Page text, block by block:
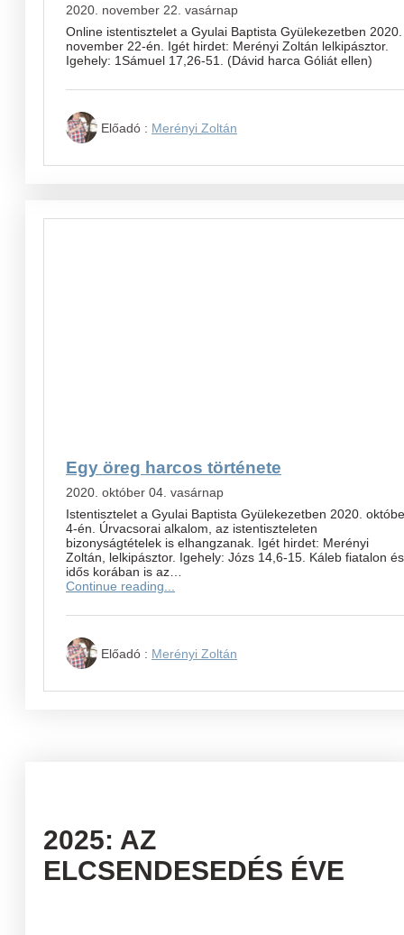
2020. november 22. vasárnap
Online istentisztelet a Gyulai Baptista Gyülekezetben 2020.
november 22-én. Igét hirdet: Merényi Zoltán lelkipásztor.
Igehely: 1Sámuel 17,26-51. (Dávid harca Góliát ellen)
Előadó : Merényi Zoltán
Egy öreg harcos története
2020. október 04. vasárnap
Istentisztelet a Gyulai Baptista Gyülekezetben 2020.
4-én. Úrvacsorai alkalom, az istentiszteleten
bizonyságtételek is elhangzanak. Igét hirdet: Merényi
Zoltán, lelkipásztor. Igehely: Józs 14,6-15. Káleb fiatalon és
idős korában is az…
Continue reading...
Előadó : Merényi Zoltán
2025: AZ
ELCSENDESEDÉS ÉVE